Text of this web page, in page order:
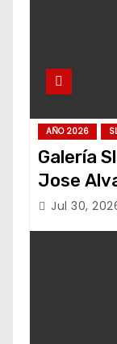
AÑO 2026
Galería
Jose
Jul 30,